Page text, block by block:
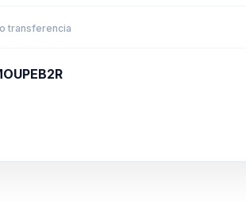
transferencia